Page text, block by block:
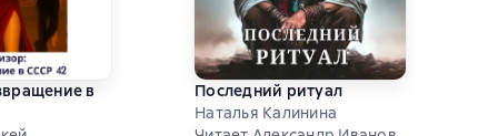
в
Последний ритуал
Наталья Калинина